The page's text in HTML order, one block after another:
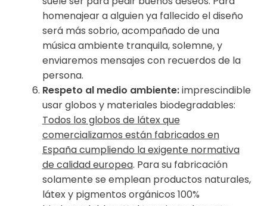
homenajear a alguien ya fallecido el diseño
será más sobrio, acompañado de una
música ambiente tranquila, solemne, y
enviaremos mensajes con recuerdos de la
persona.
Respeto al medio ambiente:imprescindible
usar globos y materiales biodegradables:
Todos los globos de látex que
comercializamos están fabricados en
España cumpliendo la exigente normativa
de calidad europea. Para su fabricación
solamente se emplean productos naturales,
látex y pigmentos orgánicos 100%